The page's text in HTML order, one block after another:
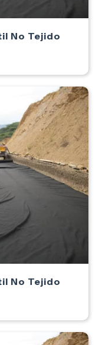
No Tejido
No Tejido